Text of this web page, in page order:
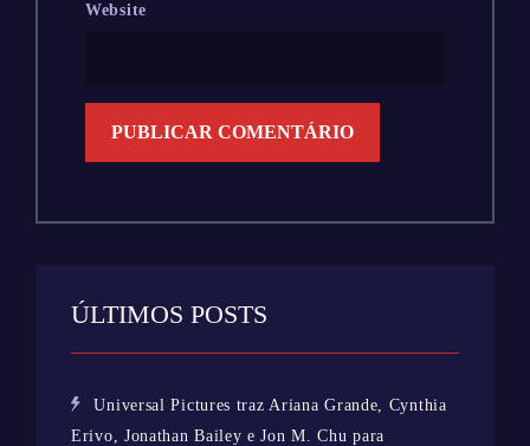
Website
ÚLTIMOS POSTS
Universal Pictures traz Ariana Grande, Cynthia
Erivo, Jonathan Bailey e Jon M. Chu para